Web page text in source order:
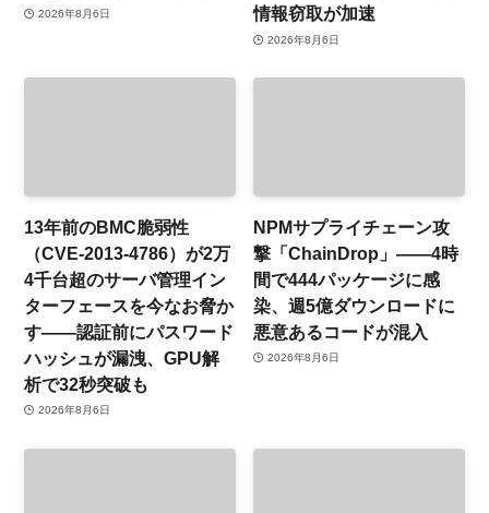
2026年8月6日
情報窃取が加速
2026年8月6日
13年前のBMC脆弱性
（CVE-2013-4786）が2万
4千台超のサーバ管理イン
ターフェースを今なお脅か
す——認証前にパスワード
ハッシュが漏洩、GPU解
析で32秒突破も
2026年8月6日
NPMサプライチェーン攻
撃「ChainDrop」——4時
間で444パッケージに感
染、週5億ダウンロードに
悪意あるコードが混入
2026年8月6日